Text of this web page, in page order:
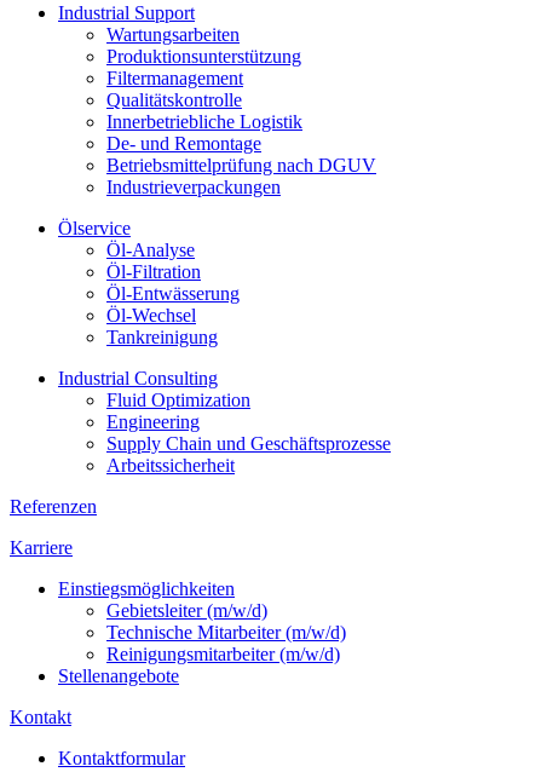
Industrial Support
Wartungsarbeiten
Produktions­unterstützung
Filtermanagement
Qualitätskontrolle
Innerbetriebliche Logistik
De- und Remontage
Betriebsmittelprüfung nach DGUV
Industrieverpackungen
Ölservice
Öl-Analyse
Öl-Filtration
Öl-Entwässerung
Öl-Wechsel
Tankreinigung
Industrial Consulting
Fluid Optimization
Engineering
Supply Chain und Geschäftsprozesse
Arbeitssicherheit
Referenzen
Karriere
Einstiegsmöglichkeiten
Gebietsleiter (m/w/d)
Technische Mitarbeiter (m/w/d)
Reinigungsmitarbeiter (m/w/d)
Stellenangebote
Kontakt
Kontaktformular